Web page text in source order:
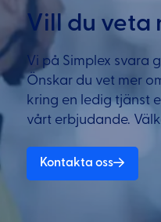
Vill du veta
Vi på Simplex svara
Önskar du vet mer
kring en ledig tjänst
vårt erbjudande.
Kontakta oss